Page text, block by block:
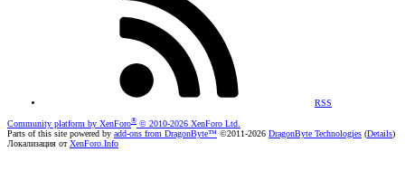
RSS
Community platform by XenForo® © 2010-2026 XenForo Ltd.
Parts of this site powered by add-ons from DragonByte™ ©2011-2026 DragonByte Technologies (Details)
Локализация отXenForo.Info